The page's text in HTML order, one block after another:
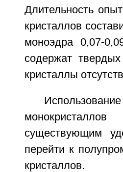
Длительность
кристаллов
моноэдра 0,07-
содержат
кристаллы
существующим
перейти к
кристаллов.